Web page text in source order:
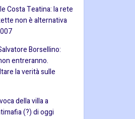
Costa Teatina: la rete
non è alternativa
Borsellino:
entreranno.
la verità sulle
della villa a
(?) di oggi